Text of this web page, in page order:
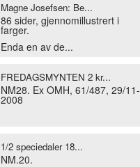
Magne Josefsen: Be...
86 sider, gjennomillustrert i
farger.
Enda en av de...
FREDAGSMYNTEN 2 kr...
NM28. Ex OMH, 61/487, 29/11-
2008
1/2 speciedaler 18...
NM.20.